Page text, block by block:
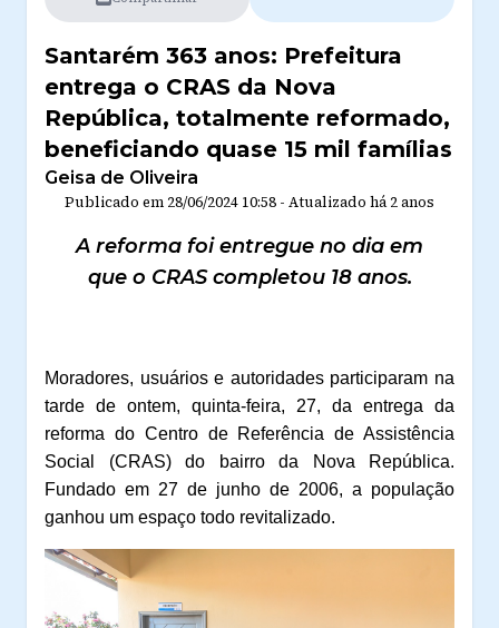
Santarém 363 anos: Prefeitura
entrega o CRAS da Nova
República, totalmente reformado,
beneficiando quase 15 mil famílias
Geisa de Oliveira
Publicado em 28/06/2024 10:58 - Atualizado há 2 anos
A reforma foi entregue no dia em
que o CRAS completou 18 anos.
Moradores, usuários e autoridades participaram na
tarde de ontem, quinta-feira, 27, da entrega da
reforma do Centro de Referência de Assistência
Social (CRAS) do bairro da Nova República.
Fundado em 27 de junho de 2006, a população
ganhou um espaço todo revitalizado.